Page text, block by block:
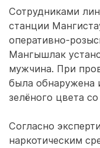
Сотрудниками
станции
оперативно-
Мангышлак
мужчина. При
была обнаружена
зелёного цвета
Согласно
наркотическим